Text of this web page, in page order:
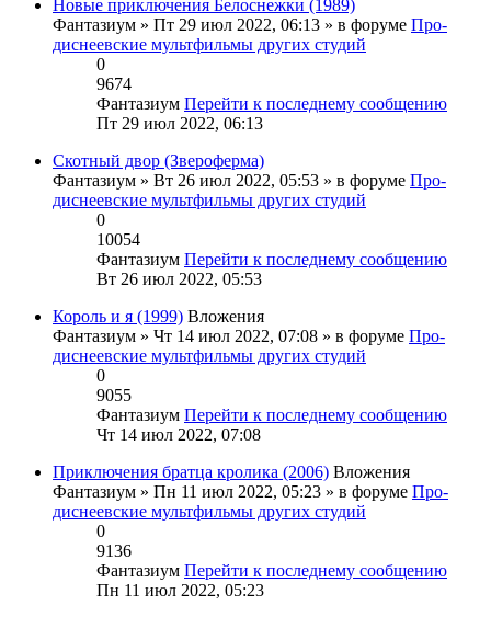
Новые приключения Белоснежки (1989)
Фантазиум » Пт 29 июл 2022, 06:13 » в форуме Про-
диснеевские мультфильмы других студий
0
9674
Фантазиум Перейти к последнему сообщению
Пт 29 июл 2022, 06:13
Скотный двор (Звероферма)
Фантазиум » Вт 26 июл 2022, 05:53 » в форуме Про-
диснеевские мультфильмы других студий
0
10054
Фантазиум Перейти к последнему сообщению
Вт 26 июл 2022, 05:53
Король и я (1999) Вложения
Фантазиум » Чт 14 июл 2022, 07:08 » в форуме Про-
диснеевские мультфильмы других студий
0
9055
Фантазиум Перейти к последнему сообщению
Чт 14 июл 2022, 07:08
Приключения братца кролика (2006) Вложения
Фантазиум » Пн 11 июл 2022, 05:23 » в форуме Про-
диснеевские мультфильмы других студий
0
9136
Фантазиум Перейти к последнему сообщению
Пн 11 июл 2022, 05:23